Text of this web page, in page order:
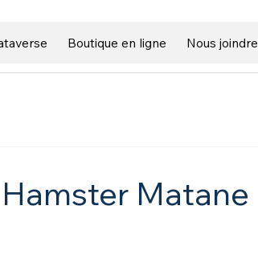
Boutique en ligne Nous joindre
Matane